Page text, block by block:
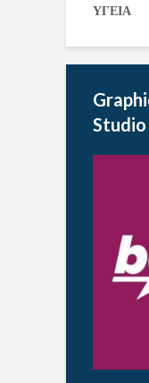
ΥΓΕΙΑ
Studio